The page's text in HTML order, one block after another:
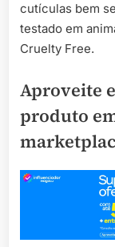
cutículas bem
testado em
Cruelty Free.
Aproveite
produto